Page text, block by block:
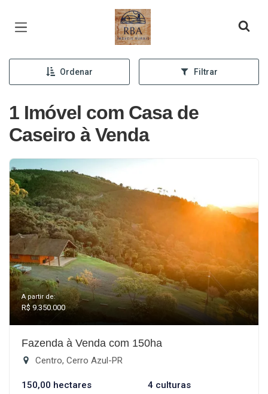
Página inicial
Ordenar Filtrar
1 Imóvel com Casa de
Caseiro à Venda
A partir de:
R$ 9.350.000
Fazenda à Venda com 150ha
Centro, Cerro Azul-PR
150,00 hectares 4 culturas